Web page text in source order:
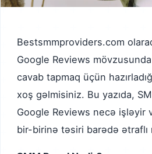
Bestsmmproviders.com
Google Reviews
cavab tapmaq üçün
xoş gəlmisiniz. Bu yazıda,
Google Reviews necə işləyir
bir-birinə təsiri barədə ətraflı